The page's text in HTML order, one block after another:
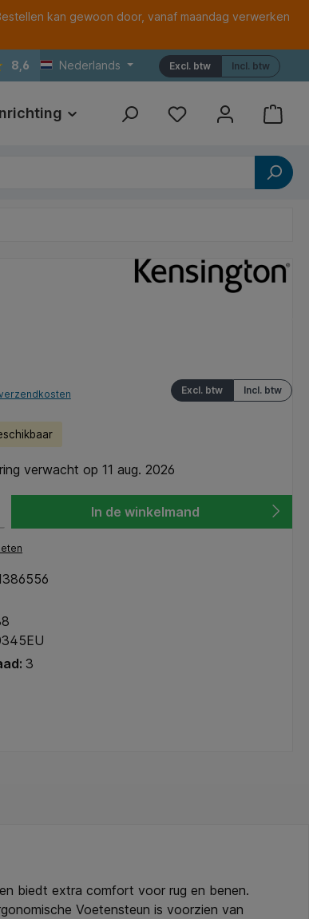
kan gewoon door, vanaf maandag verwerken
8,6 Nederlands Incl. btw
Excl. btw
Print Referenties
Incl. btw
Excl. btw
verwacht op 11 aug. 2026
In de winkelmand
3
biedt extra comfort voor rug en benen.
Voetensteun is voorzien van